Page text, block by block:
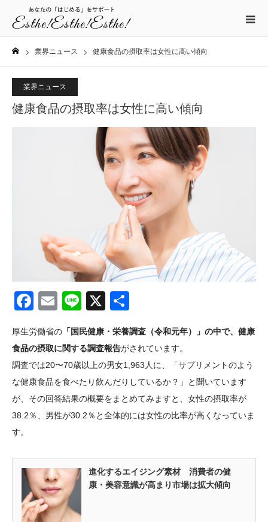
業界ニュース 健康食品の摂取率は女性に高い傾向
業界ニュース
健康食品の摂取率は女性に高い傾向
Facebook
EmailLine
X
厚生労働省の 「国民健康・栄養調査（令和元年）」の中で、健康
食品の摂取に関する調査報告がされています。
調査では20〜70歳以上の男女1,963人に、「サプリメントのよう
な健康食品を食べたり飲んだりしているか？」と聞いています
が、その回答結果の概要をまとめてみますと、女性の摂取率が
38.2％、男性が30.2％と全体的には女性の比率が高くなっていま
す。
進化するエイジング素材 消費者の健
康・美容意識が高まり市場は拡大傾向